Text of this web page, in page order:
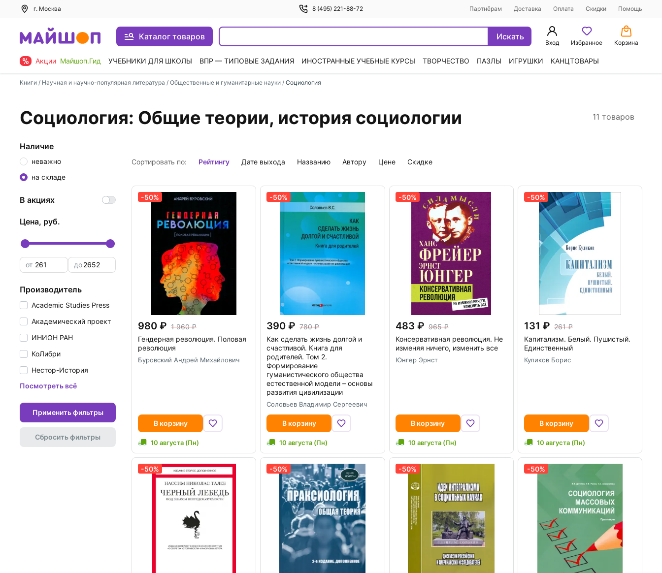
г. Москва 8 (495) 221-88-72 Партнёрам Доставка Оплата Скидки Помощь
Каталог товаров Искать
Вход Избранное Корзина
Акции Майшоп.Гид УЧЕБНИКИ ДЛЯ ШКОЛЫ ВПР — ТИПОВЫЕ ЗАДАНИЯ ИНОСТРАННЫЕ УЧЕБНЫЕ КУРСЫ ТВОРЧЕСТВО ПАЗЛЫ ИГРУШКИ КАНЦТОВАРЫ
Книги / Научная и научно-популярная литература / Общественные и гуманитарные науки / Социология
Социология: Общие теории, история социологии 11 товаров
Сортировать по: рейтингу дате выхода названию автору цене скидке
-50%
980
1 960
Гендерная революция. Половая
революция
Буровский Андрей Михайлович
В корзину
10 августа (Пн)
-50%
390
780
Как сделать жизнь долгой и
счастливой. Книга для
родителей. Том 2.
Формирование
гуманистического общества
естественной модели – основы
развития цивилизации
Соловьев Владимир Сергеевич
В корзину
10 августа (Пн)
-50%
483
965
Консервативная революция. Не
изменяя ничего, изменить все
Юнгер Эрнст
В корзину
10 августа (Пн)
-50%
131
261
Капитализм. Белый. Пушистый.
Единственный
Куликов Борис
В корзину
10 августа (Пн)
-50% -50% -50% -50%
Наличие
неважно
на складе
В акциях
цена, руб.
от до
производитель
Academic Studies Press
Академический проект
ИНИОН РАН
КоЛибри
Нестор-История
Посмотреть всё
Применить фильтры
Сбросить фильтры